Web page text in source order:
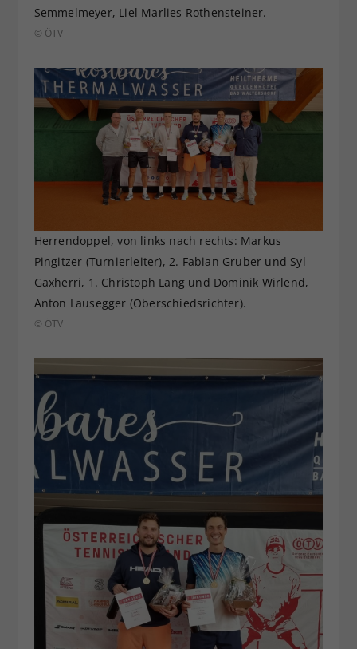
Semmelmeyer, Liel Marlies Rothensteiner.
© ÖTV
Herrendoppel, von links nach rechts: Markus
Pingitzer (Turnierleiter), 2. Fabian Gruber und Syl
Gaxherri, 1. Christoph Lang und Dominik Wirlend,
Anton Lausegger (Oberschiedsrichter).
© ÖTV